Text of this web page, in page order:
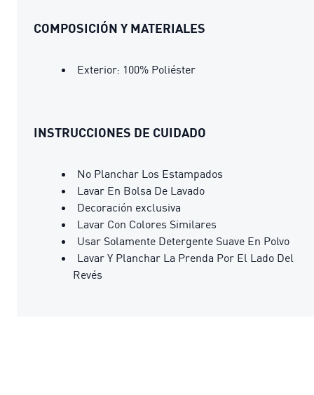
COMPOSICIÓN Y MATERIALES
Exterior: 100% Poliéster
INSTRUCCIONES DE CUIDADO
No Planchar Los Estampados
Lavar En Bolsa De Lavado
Decoración exclusiva
Lavar Con Colores Similares
Usar Solamente Detergente Suave En Polvo
Lavar Y Planchar La Prenda Por El Lado Del
Revés